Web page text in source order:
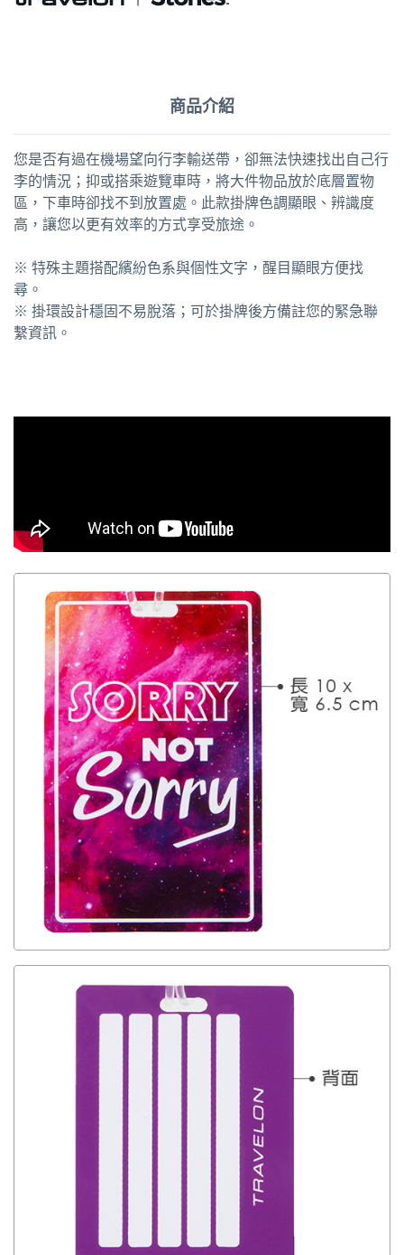
商品介紹
您是否有過在機場望向行李輸送帶，卻無法快速找出自己行
李的情況；抑或搭乘遊覽車時，將大件物品放於底層置物
區，下車時卻找不到放置處。此款掛牌色調顯眼、辨識度
高，讓您以更有效率的方式享受旅途。
※ 特殊主題搭配繽紛色系與個性文字，醒目顯眼方便找
尋。
※ 掛環設計穩固不易脫落；可於掛牌後方備註您的緊急聯
繫資訊。